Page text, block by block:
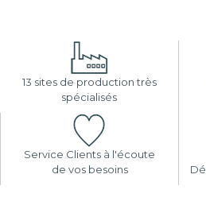
13 sites de production très
spécialisés
Service Clients à l'écoute
de vos besoins